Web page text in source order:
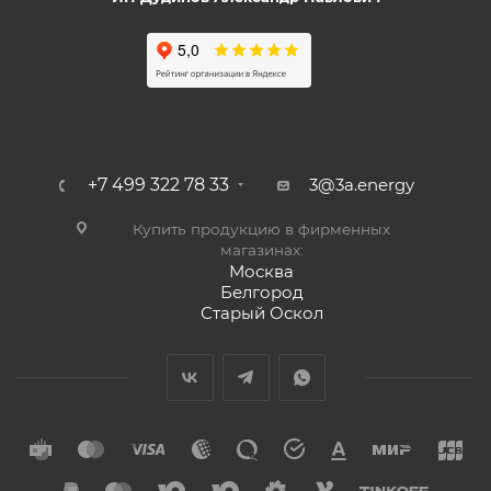
+7 499 322 78 33 3@3a.energy
Купить продукцию в фирменных
магазинах:
Москва
Белгород
Старый Оскол